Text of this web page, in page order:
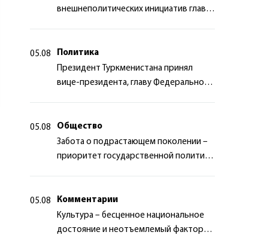
внешнеполитических инициатив главы
05.08
Политика
Президент Туркменистана принял
вице-президента, главу Федерального
05.08
Общество
Забота о подрастающем поколении –
приоритет государственной политики
05.08
Комментарии
Культура – бесценное национальное
достояние и неотъемлемый фактор